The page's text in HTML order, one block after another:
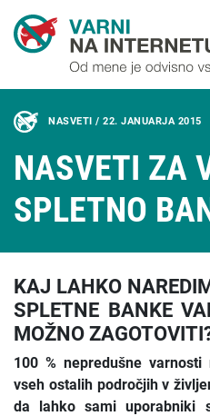
NASVETI /22. JANUARJA 2015
NASVETI ZA
SPLETNO
KAJ LAHKO
SPLETNE BANKE
MOŽNO
100 % nepredušne
vseh ostalih področjih v
da lahko sami uporabniki